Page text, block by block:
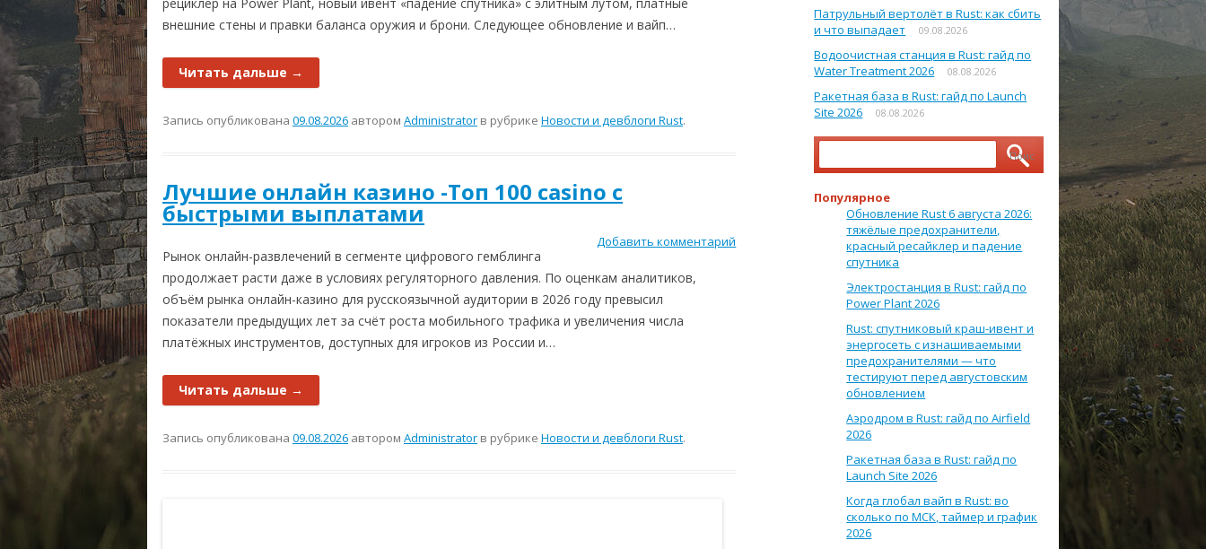
МОНИТОРИНГ СЕРВЕРОВ
КАРТА РАЗРАБОТКИ
КУПИТЬ RUST В STEAM
рециклер на Power Plant, новый ивент «падение спутника» с элитным лутом, платные
внешние стены и правки баланса оружия и брони. Следующее обновление и вайп…
Читать дальше →
Запись опубликована 09.08.2026 автором Administrator в рубрике Новости и девблоги Rust.
Лучшие онлайн казино -Топ 100 casino с
быстрыми выплатами
Добавить комментарий
Рынок онлайн-развлечений в сегменте цифрового гемблинга
продолжает расти даже в условиях регуляторного давления. По оценкам аналитиков,
объём рынка онлайн-казино для русскоязычной аудитории в 2026 году превысил
показатели предыдущих лет за счёт роста мобильного трафика и увеличения числа
платёжных инструментов, доступных для игроков из России и…
Читать дальше →
Запись опубликована 09.08.2026 автором Administrator в рубрике Новости и девблоги Rust.
Патрульный вертолёт в Rust: как сбить
и что выпадает
09.08.2026
Водоочистная станция в Rust: гайд по
Water Treatment 2026
08.08.2026
Ракетная база в Rust: гайд по Launch
Site 2026
08.08.2026
Найти:
Популярное
Обновление Rust 6 августа 2026:
тяжёлые предохранители,
красный ресайклер и падение
спутника
Электростанция в Rust: гайд по
Power Plant 2026
Rust: спутниковый краш-ивент и
энергосеть с изнашиваемыми
предохранителями — что
тестируют перед августовским
обновлением
Аэродром в Rust: гайд по Airfield
2026
Ракетная база в Rust: гайд по
Launch Site 2026
Когда глобал вайп в Rust: во
сколько по МСК, таймер и график
2026